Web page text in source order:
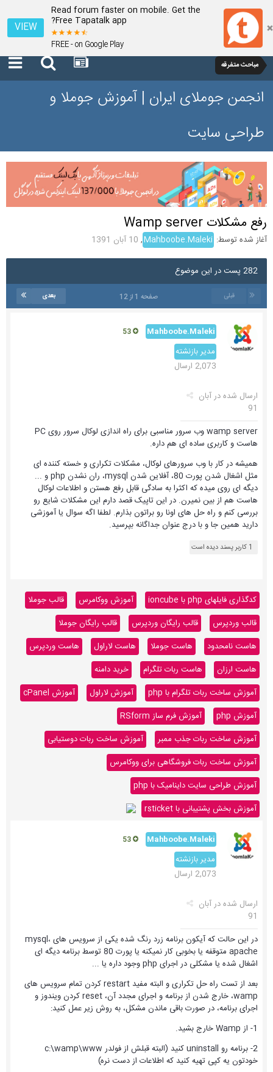
Read forum faster on mobile. Get the
Free Tapatalk app?
FREE - on Google Play
VIEW
مباحث متفرقه
انجمن جوملای ایران | آموزش جوملا و
طراحی سایت
رفع مشکلات Wamp server
آغاز شده توسط: Mahboobe.Maleki
, 10 آبان 1391
282 پست در این موضوع
قبلی بعدی صفحه 1 از 12
Mahboobe.Maleki
مدیر بازنشته
2,073 ارسال
ارسال شده درآبان
91
wamp server وب سرور مناسبی برای راه اندازی لوکال سرور روی PC
هاست و کاربری ساده ای هم داره.
همیشه در کار با وب سرورهای لوکال، مشکلات تکراری و خسته کننده ای
مثل اشغال شدن پورت 80، آفلاین شدن mysql، ران نشدن php و ...
دیگه ای روی میده که اکثرا به سادگی قابل رفع هستن و اطلاعات لوکال
هاست هم از بین نمیرن. در این تاپیک قصد دارم این مشکلات شایع رو
بررسی کنم و راه حل های اونا رو براتون بذارم. لطفا اگه سوال یا آموزشی
دارید همین جا و با درج عنوان جداگانه بپرسید.
1 کاربر پسند دیده است
کدگذاری فایلهای php با ioncube آموزش ووکامرس
قالب جوملا
قالب وردپرس
قالب رایگان وردپرس
قالب رایگان جوملا
هاست نامحدود
هاست جوملا هاست لاراول
هاست وردپرس
هاست ارزان
هاست ربات تلگرام
خرید دامنه
آموزش ساخت ربات تلگرام با php
آموزش لاراول
آموزش cPanel
آموزش php
آموزش فرم ساز RSform
آموزش ساخت ربات جذب ممبر
آموزش ساخت ربات دوستیابی
آموزش ساخت ربات فروشگاهی برای ووکامرس
آموزش طراحی سایت داینامیک با php
آموزش بخش پشتیبانی با rsticket
Mahboobe.Maleki
مدیر بازنشته
2,073 ارسال
ارسال شده درآبان
91
در این حالت که آیکون برنامه زرد رنگ شده یکی از سرویس های mysql،
apache متوقفه یا بخوبی کار نمیکنه یا پورت 80 توسط برنامه دیگه ای
اشغال شده یا مشکلی در اجرای php وجود داره یا ...
بعد از تست راه حل تکراری و البته مفید restart کردن تمام سرویس های
wamp، خارج شدن از برنامه و اجرای مجدد آن، reset کردن ویندوز و
اجرای برنامه، در صورت باقی ماندن مشکل، به روش زیر عمل کنید:
1- از Wamp خارج بشید.
2- برنامه رو uninstall کنید (البته قبلش از فولدر c:\wamp\www
خودتون یه کپی تهیه کنید که اطلاعات از دست نره)